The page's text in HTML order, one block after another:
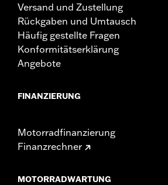
Versand und Zustellung
Rückgaben und Umtausch
Häufig gestellte Fragen
Konformitätserklärung
Angebote
FINANZIERUNG
Motorradfinanzierung
Finanzrechner
MOTORRADWARTUNG